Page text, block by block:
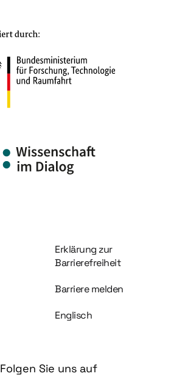
Information und Service
Erklärung zur
Barrierefreiheit
Barriere melden
Englisch
Folgen Sie uns auf